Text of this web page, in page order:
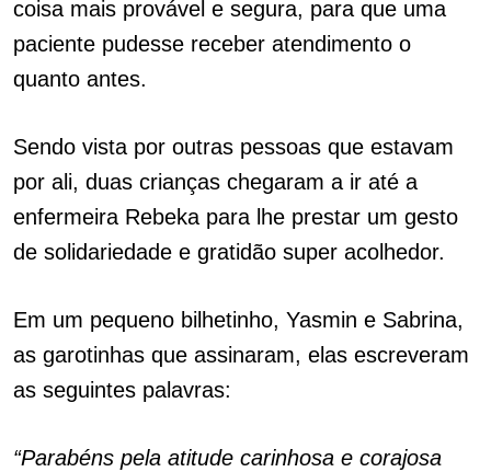
coisa mais provável e segura, para que uma
paciente pudesse receber atendimento o
quanto antes.
Sendo vista por outras pessoas que estavam
por ali, duas crianças chegaram a ir até a
enfermeira Rebeka para lhe prestar um gesto
de solidariedade e gratidão super acolhedor.
Em um pequeno bilhetinho, Yasmin e Sabrina,
as garotinhas que assinaram, elas escreveram
as seguintes palavras:
“Parabéns pela atitude carinhosa e corajosa